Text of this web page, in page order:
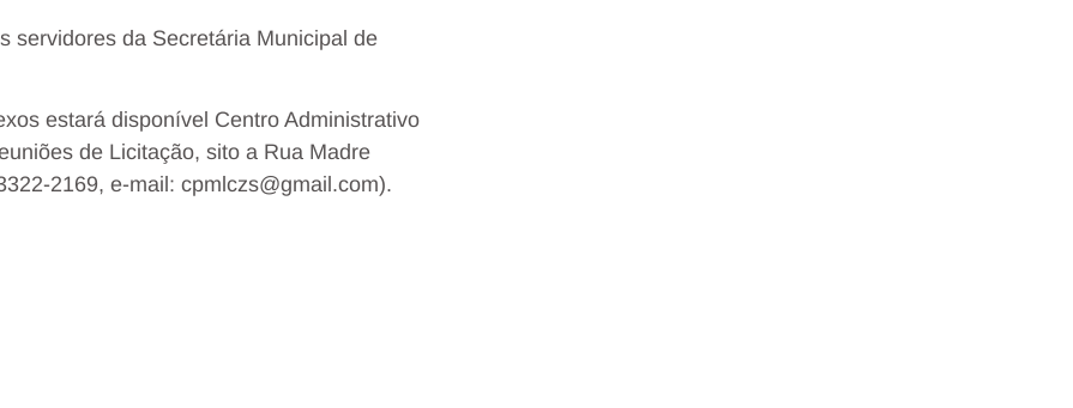
servidores da Secretária Municipal de
estará disponível Centro Administrativo
de Licitação, sito a Rua Madre
2169, e-mail: cpmlczs@gmail.com).